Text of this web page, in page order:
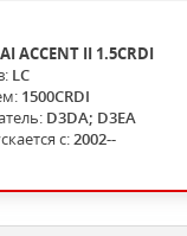
ACCENT II 1.5CRDI
LC
1500CRDI
D3DA; D3EA
с: 2002--